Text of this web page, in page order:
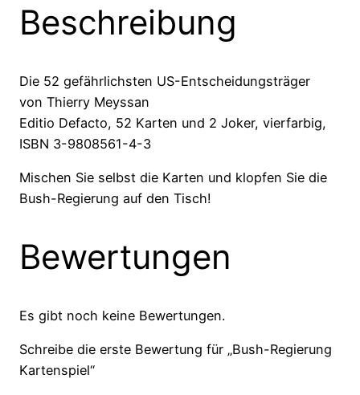
Beschreibung
Die 52 gefährlichsten US-Entscheidungsträger
von Thierry Meyssan
Editio Defacto, 52 Karten und 2 Joker, vierfarbig,
ISBN 3-9808561-4-3
Mischen Sie selbst die Karten und klopfen Sie die
Bush-Regierung auf den Tisch!
Bewertungen
Es gibt noch keine Bewertungen.
Schreibe die erste Bewertung für „Bush-Regierung
Kartenspiel“